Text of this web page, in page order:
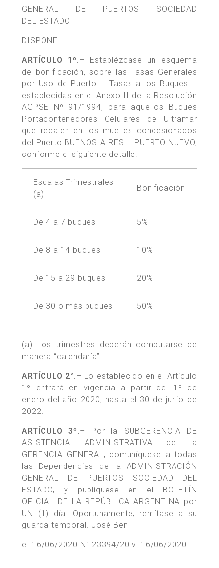
GENERAL DE PUERTOS SOCIEDAD
DEL ESTADO
DISPONE:
ARTÍCULO 1º.– Establézcase un esquema
de bonificación, sobre las Tasas Generales
por Uso de Puerto – Tasas a los Buques –
establecidas en el Anexo II de la Resolución
AGPSE Nº 91/1994, para aquellos Buques
Portacontenedores Celulares de Ultramar
que recalen en los muelles concesionados
del Puerto BUENOS AIRES – PUERTO NUEVO,
conforme el siguiente detalle:
Escalas Trimestrales
(a)
Bonificación
De 4 a 7 buques 5%
De 8 a 14 buques 10%
De 15 a 29 buques 20%
De 30 o más buques 50%
(a) Los trimestres deberán computarse de
manera “calendaría”.
ARTÍCULO 2°.– Lo establecido en el Artículo
1º entrará en vigencia a partir del 1º de
enero del año 2020, hasta el 30 de junio de
2022.
ARTÍCULO 3º.– Por la SUBGERENCIA DE
ASISTENCIA ADMINISTRATIVA de la
GERENCIA GENERAL, comuníquese a todas
las Dependencias de la ADMINISTRACIÓN
GENERAL DE PUERTOS SOCIEDAD DEL
ESTADO, y publíquese en el BOLETÍN
OFICIAL DE LA REPÚBLICA ARGENTINA por
UN (1) día. Oportunamente, remítase a su
guarda temporal. José Beni
e. 16/06/2020 N° 23394/20 v. 16/06/2020